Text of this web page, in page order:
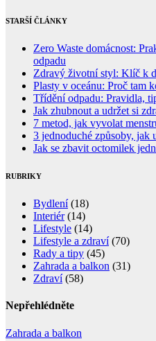
STARŠÍ ČLÁNKY
Zero Waste domácnost:
odpadu
Zdravý životní styl: Klíč k
Plasty v oceánu: Proč tam
Třídění odpadu: Pravidla,
Jak zhubnout a udržet si
7 metod, jak vyvolat
3 jednoduché způsoby, jak
Jak se zbavit octomilek
RUBRIKY
Bydlení(18)
Interiér(14)
Lifestyle (14)
Lifestyle a zdraví(70)
Rady a tipy (45)
Zahrada a balkon (31)
Zdraví(58)
Nepřehlédněte
Zahrada a balkon